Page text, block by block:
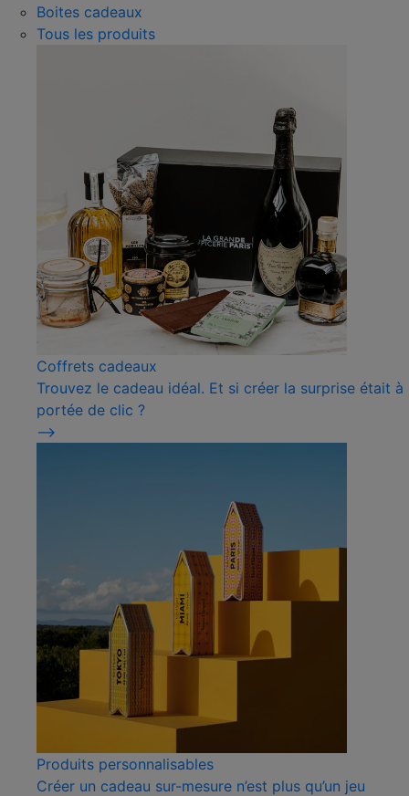
Boites cadeaux
Tous les produits
Coffrets cadeaux
Trouvez le cadeau idéal. Et si créer la surprise était à
portée de clic ?
⟶
Produits personnalisables
Créer un cadeau sur-mesure n’est plus qu’un jeu